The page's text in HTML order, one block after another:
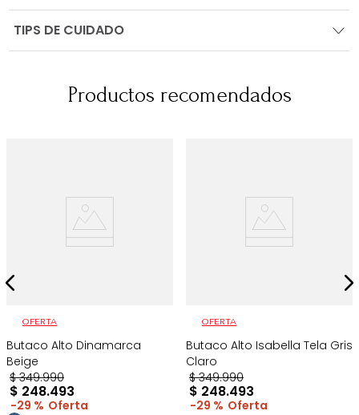
TIPS DE CUIDADO
Productos recomendados
OFERTA
Butaco Alto Dinamarca
Beige
$ 349.990
$ 248.493
29 %
OFERTA
Butaco Alto Isabella Tela Gris
Claro
$ 349.990
$ 248.493
29 %